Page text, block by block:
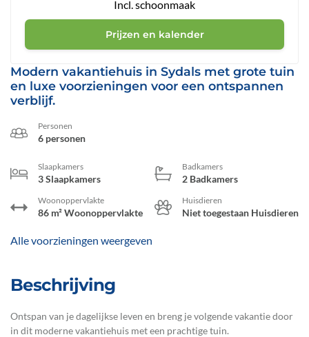
Modern vakantiehuis in Sydals met grote tuin
en luxe voorzieningen voor een ontspannen
verblijf.
Personen
6 personen
Slaapkamers
3 Slaapkamers
Badkamers
2 Badkamers
Woonoppervlakte
86 m² Woonoppervlakte
Huisdieren
Niet toegestaan Huisdieren
Alle voorzieningen weergeven
Beschrijving
Ontspan van je dagelijkse leven en breng je volgende vakantie door
in dit moderne vakantiehuis met een prachtige tuin.
Incl. schoonmaak
Prijzen en kalender